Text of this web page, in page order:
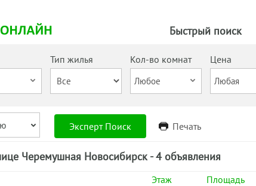
Быстрый поиск
Тип жилья Кол-во комнат
Цена
Эксперт Поиск Печать
Черемушная Новосибирск - 4 объявления
Этаж Площадь